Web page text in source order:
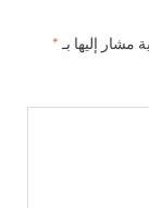
مشار إليها بـ *